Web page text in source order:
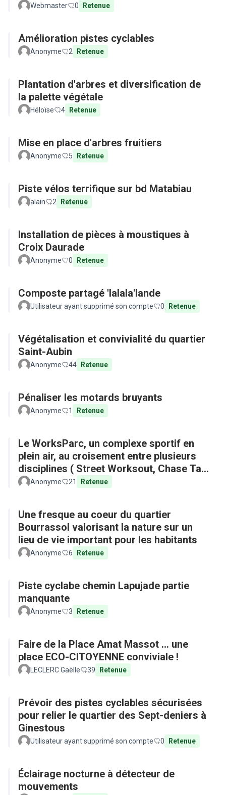
Webmaster 0 Retenue
Amélioration pistes cyclables
Anonyme 2 Retenue
Plantation d'arbres et diversification de
la palette végétale
Héloïse 4 Retenue
Mise en place d'arbres fruitiers
Anonyme 5 Retenue
Piste vélos terrifique sur bd Matabiau
alain 2 Retenue
Installation de pièces à moustiques à
Croix Daurade
Anonyme 0 Retenue
Composte partagé 'lalala'lande
Utilisateur ayant supprimé son compte 0 Retenue
Végétalisation et convivialité du quartier
Saint-Aubin
Anonyme 44 Retenue
Pénaliser les motards bruyants
Anonyme 1 Retenue
Le WorksParc, un complexe sportif en
plein air, au croisement entre plusieurs
disciplines ( Street Worksout, Chase Tag,
Parkour)
Anonyme 21 Retenue
Une fresque au coeur du quartier
Bourrassol valorisant la nature sur un
lieu de vie important pour les habitants
Anonyme 6 Retenue
Piste cyclabe chemin Lapujade partie
manquante
Anonyme 3 Retenue
Faire de la Place Amat Massot ... une
place ECO-CITOYENNE conviviale !
LECLERC Gaëlle 39 Retenue
Prévoir des pistes cyclables sécurisées
pour relier le quartier des Sept-deniers à
Ginestous
Utilisateur ayant supprimé son compte 0 Retenue
Éclairage nocturne à détecteur de
mouvements